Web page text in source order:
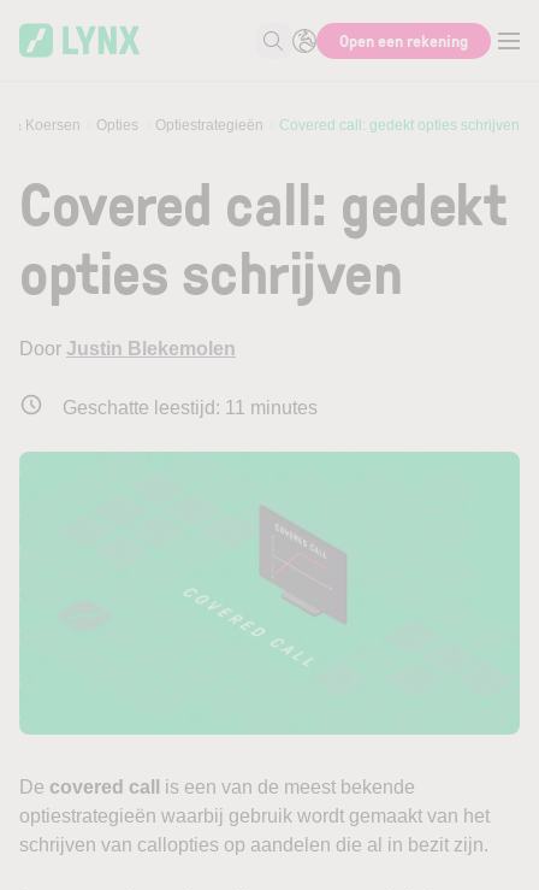
Zoek naar informatie
Open een rekening
& Koersen Opties Optiestrategieën Covered call: gedekt opties schrijven
Covered call: gedekt
opties schrijven
Door Justin Blekemolen
Geschatte leestijd: 11 minutes
De covered call
is een van de meest bekende
optiestrategieën waarbij gebruik wordt gemaakt van het
schrijven van callopties op aandelen die al in bezit zijn.